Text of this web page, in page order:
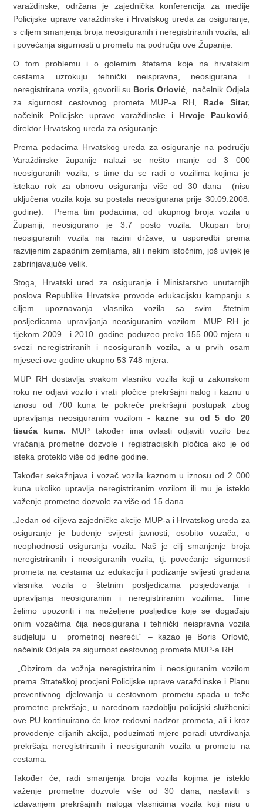
varaždinske, održana je zajednička konferencija za medije
Policijske uprave varaždinske i Hrvatskog ureda za osiguranje,
s ciljem smanjenja broja neosiguranih i neregistriranih vozila, ali
i povećanja sigurnosti u prometu na području ove Županije.
O tom problemu i o golemim štetama koje na hrvatskim
cestama uzrokuju tehnički neispravna, neosigurana i
neregistrirana vozila, govorili su Boris Orlović , načelnik Odjela
za sigurnost cestovnog prometa MUP-a RH, Rade Sitar,
načelnik Policijske uprave varaždinske i Hrvoje Pauković,
direktor Hrvatskog ureda za osiguranje.
Prema podacima Hrvatskog ureda za osiguranje na području
Varaždinske županije nalazi se nešto manje od 3 000
neosiguranih vozila, s time da se radi o vozilima kojima je
istekao rok za obnovu osiguranja više od 30 dana (nisu
uključena vozila koja su postala neosigurana prije 30.09.2008.
godine). Prema tim podacima, od ukupnog broja vozila u
Županiji, neosigurano je 3.7 posto vozila. Ukupan broj
neosiguranih vozila na razini države, u usporedbi prema
razvijenim zapadnim zemljama, ali i nekim istočnim, još uvijek je
zabrinjavajuće velik.
Stoga, Hrvatski ured za osiguranje i Ministarstvo unutarnjih
poslova Republike Hrvatske provode edukacijsku kampanju s
ciljem upoznavanja vlasnika vozila sa svim štetnim
posljedicama upravljanja neosiguranim vozilom. MUP RH je
tijekom 2009. i 2010. godine poduzeo preko 155 000 mjera u
svezi neregistriranih i neosiguranih vozila, a u prvih osam
mjeseci ove godine ukupno 53 748 mjera.
MUP RH dostavlja svakom vlasniku vozila koji u zakonskom
roku ne odjavi vozilo i vrati pločice prekršajni nalog i kaznu u
iznosu od 700 kuna te pokreće prekršajni postupak zbog
upravljanja neosiguranim vozilom - kazne su od 5 do 20
tisuća kuna. MUP također ima ovlasti odjaviti vozilo bez
vraćanja prometne dozvole i registracijskih pločica ako je od
isteka proteklo više od jedne godine.
Također sekažnjava i vozač vozila kaznom u iznosu od 2 000
kuna ukoliko upravlja neregistriranim vozilom ili mu je isteklo
važenje prometne dozvole za više od 15 dana.
„Jedan od ciljeva zajedničke akcije MUP-a i Hrvatskog ureda za
osiguranje je buđenje svijesti javnosti, osobito vozača, o
neophodnosti osiguranja vozila. Naš je cilj smanjenje broja
neregistriranih i neosiguranih vozila, tj. povećanje sigurnosti
prometa na cestama uz edukaciju i podizanje svijesti građana
vlasnika vozila o štetnim posljedicama posjedovanja i
upravljanja neosiguranim i neregistriranim vozilima. Time
želimo upozoriti i na neželjene posljedice koje se događaju
onim vozačima čija neosigurana i tehnički neispravna vozila
sudjeluju u prometnoj nesreći.“ – kazao je Boris Orlović,
načelnik Odjela za sigurnost cestovnog prometa MUP-a RH.
„Obzirom da vožnja neregistriranim i neosiguranim vozilom
prema Strateškoj procjeni Policijske uprave varaždinske i Planu
preventivnog djelovanja u cestovnom prometu spada u teže
prometne prekršaje, u narednom razdoblju policijski službenici
ove PU kontinuirano će kroz redovni nadzor prometa, ali i kroz
provođenje ciljanih akcija, poduzimati mjere poradi utvrđivanja
prekršaja neregistriranih i neosiguranih vozila u prometu na
cestama.
Također će, radi smanjenja broja vozila kojima je isteklo
važenje prometne dozvole više od 30 dana, nastaviti s
izdavanjem prekršajnih naloga vlasnicima vozila koji nisu u